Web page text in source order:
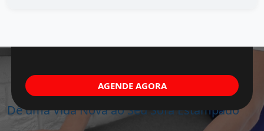
Dê uma Vida Nova ao Seu Sofá Estampado
AGENDE AGORA